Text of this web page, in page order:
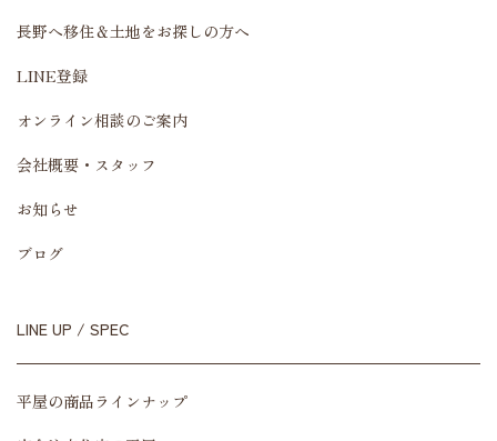
長野へ移住＆土地をお探しの方へ
LINE登録
オンライン相談のご案内
会社概要・スタッフ
お知らせ
ブログ
LINE UP / SPEC
平屋の商品ラインナップ